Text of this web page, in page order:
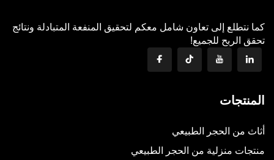
كما نتطلع إلى تعاون شامل معكم لتحقيق المنفعة المتبادلة ونتائج
تحقق الربح للجميع!
المنتجات
أثاث من الحجر الطبيعي
منتجات منزلية من الحجر الطبيعي